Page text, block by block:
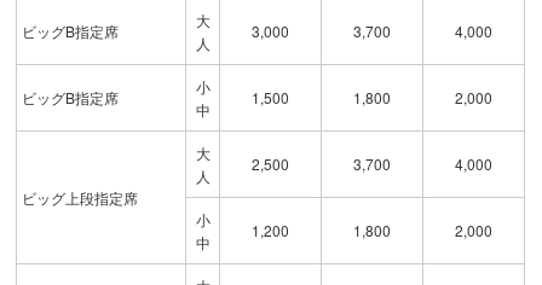
ビッグB指定席
大
人
3,000 3,700 4,000
ビッグB指定席
小
中
1,500 1,800 2,000
ビッグ上段指定席
大
人
2,500 3,700 4,000
小
中
1,200 1,800 2,000